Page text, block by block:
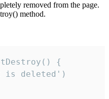
removed from the page.
method.
{
is deleted')